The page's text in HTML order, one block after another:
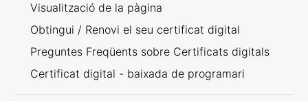
Visualització de la pàgina
Obtingui / Renovi el seu certificat digital
Preguntes Freqüents sobre Certificats digitals
Certificat digital - baixada de programari